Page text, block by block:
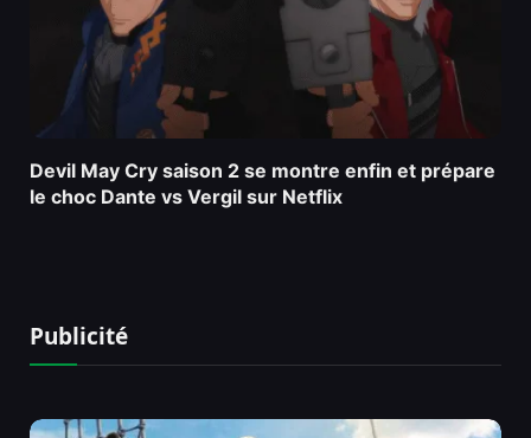
Devil May Cry saison 2 se montre enfin et prépare
le choc Dante vs Vergil sur Netflix
Publicité